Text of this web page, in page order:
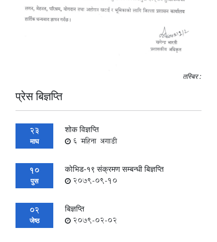
तस्बिर :
प्रेस बिज्ञप्ति
23
माघ
शोक विज्ञप्ति
6 महिना अगाडी
10
पुस
कोभिड-१९ संक्रमण सम्बन्धी बिज्ञप्ति
2079-09-10
02
जेष्ठ
बिज्ञप्ति
2079-02-02